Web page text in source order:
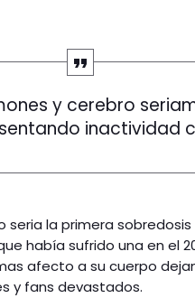
y cerebro
inactividad
seria la primera
había sufrido una en el
afecto a su cuerpo
y fans devastados.